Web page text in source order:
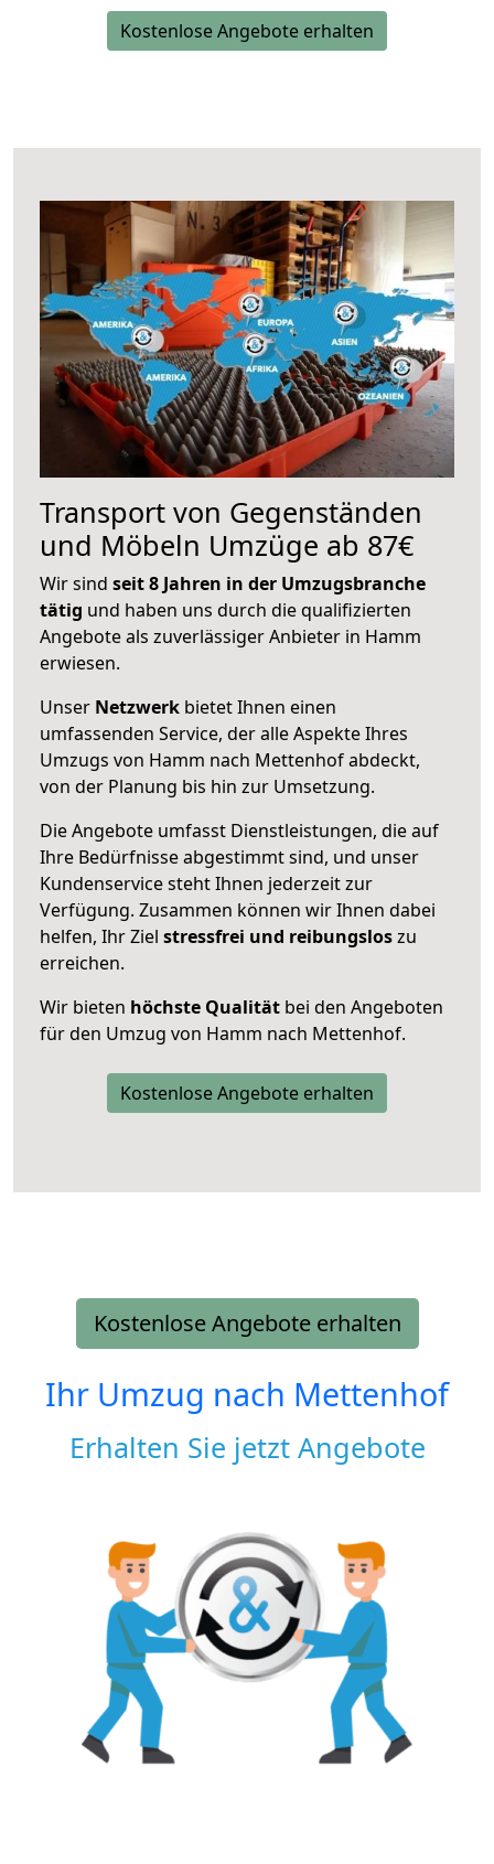
Kostenlose Angebote erhalten
Transport von Gegenständen
und Möbeln Umzüge ab 87€
Wir sind seit 8 Jahren in der Umzugsbranche
tätig und haben uns durch die qualifizierten
Angebote als zuverlässiger Anbieter in Hamm
erwiesen.
Unser Netzwerk bietet Ihnen einen
umfassenden Service, der alle Aspekte Ihres
Umzugs von Hamm nach Mettenhof abdeckt,
von der Planung bis hin zur Umsetzung.
Die Angebote umfasst Dienstleistungen, die auf
Ihre Bedürfnisse abgestimmt sind, und unser
Kundenservice steht Ihnen jederzeit zur
Verfügung. Zusammen können wir Ihnen dabei
helfen, Ihr Ziel stressfrei und reibungsloszu
erreichen.
Wir bieten höchste Qualität bei den Angeboten
für den Umzug von Hamm nach Mettenhof.
Kostenlose Angebote erhalten
Kostenlose Angebote erhalten
Ihr Umzug nach Mettenhof
Erhalten Sie jetzt Angebote